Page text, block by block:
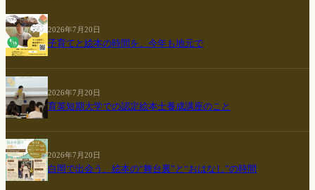
2026年7月20日
子育てと絵本の時間を、今年も地元で
2026年7月20日
育英短期大学での認定絵本士養成講座のこと
2026年7月20日
白岡で出会う、絵本の“舞台裏”と“おはなし”の時間